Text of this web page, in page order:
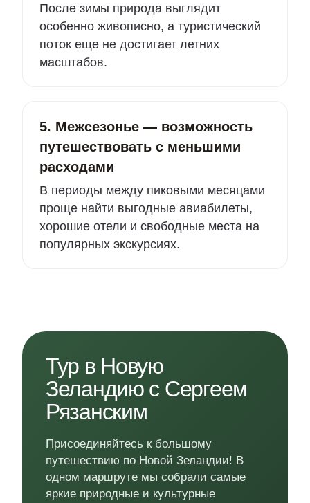
После зимы природа выглядит
особенно живописно, а туристический
поток еще не достигает летних
масштабов.
5. Межсезонье — возможность
путешествовать с меньшими
расходами
В периоды между пиковыми месяцами
проще найти выгодные авиабилеты,
хорошие отели и свободные места на
популярных экскурсиях.
Тур в Новую
Зеландию с Сергеем
Рязанским
Присоединяйтесь к большому
путешествию по Новой Зеландии! В
одном маршруте мы собрали самые
яркие природные и культурные